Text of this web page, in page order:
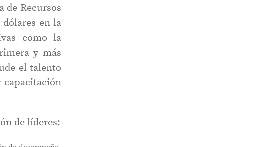
de Recursos
en la
como la
y más
el talento
de líderes: